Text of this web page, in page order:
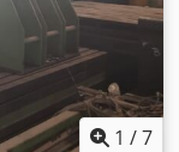
1 /7